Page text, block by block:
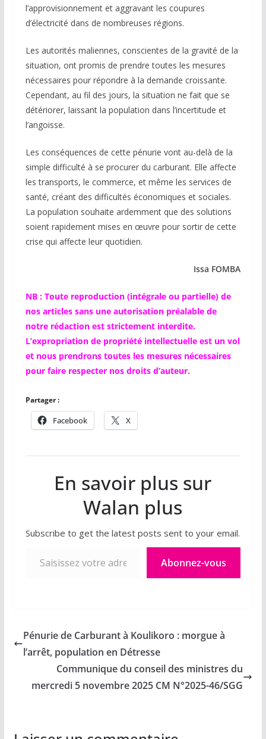
l’approvisionnement et aggravant les coupures
d’électricité dans de nombreuses régions.
Les autorités maliennes, conscientes de la gravité de la
situation, ont promis de prendre toutes les mesures
nécessaires pour répondre à la demande croissante.
Cependant, au fil des jours, la situation ne fait que se
détériorer, laissant la population dans l’incertitude et
l’angoisse.
Les conséquences de cette pénurie vont au-delà de la
simple difficulté à se procurer du carburant. Elle affecte
les transports, le commerce, et même les services de
santé, créant des difficultés économiques et sociales.
La population souhaite ardemment que des solutions
soient rapidement mises en œuvre pour sortir de cette
crise qui affecte leur quotidien.
Issa FOMBA
NB : Toute reproduction (intégrale ou partielle) de
nos articles sans une autorisation préalable de
notre rédaction est strictement interdite.
L’expropriation de propriété intellectuelle est un vol
et nous prendrons toutes les mesures nécessaires
pour faire respecter nos droits d’auteur.
Partager :
Facebook X
En savoir plus sur
Walan plus
Subscribe to get the latest posts sent to your email.
Abonnez-vous
Pénurie de Carburant à Koulikoro : morgue à
l’arrêt, population en Détresse
Communique du conseil des ministres du
mercredi 5 novembre 2025 CM N°2025-46/SGG